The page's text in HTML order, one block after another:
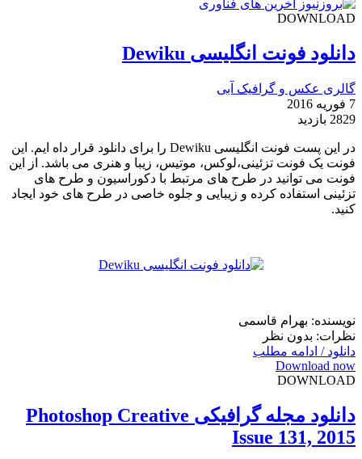
DOWNLOAD
دانلود فونت انگلیسی Dewiku
گالری عکس و گرافیک آبی
7 فوریه 2016
2829 بازدید
در این پست فونت انگلیسی Dewiku را برای دانلود قرار داه ایم. این
فونت یک فونت تزئینی،لوکس، موتیس، زیبا و هنری می باشد. از این
فونت می توانید در طرح های مرتبط با دکوراسیون و طرح های
تزئینی استفاده کرده و زیبایی و جلوه خاصی در طرح های خود ایجاد
کنید.
نویسنده: بهرام قاسمی
نظرات: بدون نظر
دانلود / ادامه مطلب
Download now
DOWNLOAD
دانلود مجله گرافیکی Photoshop Creative
Issue 131, 2015